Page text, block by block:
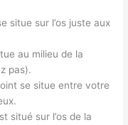
situe sur l’os juste aux
au milieu de la
pas).
se situe entre votre
situé sur l’os de la